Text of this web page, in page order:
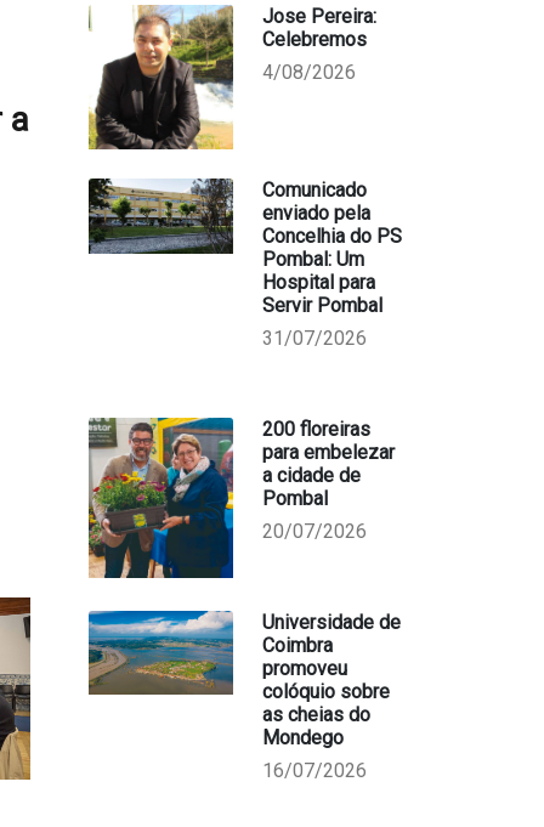
a
Jose Pereira:
Celebremos
4/08/2026
Comunicado
enviado pela
Concelhia do PS
Pombal: Um
Hospital para
Servir Pombal
31/07/2026
200 floreiras
para embelezar
a cidade de
Pombal
20/07/2026
Universidade de
Coimbra
promoveu
colóquio sobre
as cheias do
Mondego
16/07/2026